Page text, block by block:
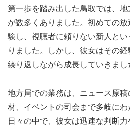
第一歩を踏み出した鳥取では、
が数多くありました。初めての
験し、視聴者に頼りない新人と
りました。しかし、彼女はその
繰り返しながら成長していきまし
地方局での業務は、ニュース原
材、イベントの司会まで多岐に
日々の中で、彼女は迅速な判断